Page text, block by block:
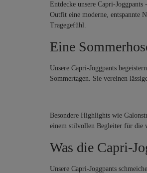
Entdecke unsere Capri-
Outfit eine moderne, entspannte
Tragegefühl.
Eine
Unsere Capri-Joggpants
Sommertagen. Sie vereinen
Besondere Highlights wie
einem stilvollen Begleiter für die
Was die Capri-
Unsere Capri-Joggpants